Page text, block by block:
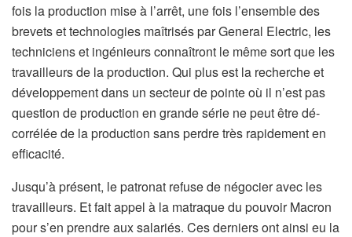
fois la production mise à l’arrêt, une fois l’ensemble des
brevets et technologies maîtrisés par General Electric, les
techniciens et ingénieurs connaîtront le même sort que les
travailleurs de la production. Qui plus est la recherche et
développement dans un secteur de pointe où il n’est pas
question de production en grande série ne peut être dé-
corrélée de la production sans perdre très rapidement en
efficacité.
Jusqu’à présent, le patronat refuse de négocier avec les
travailleurs. Et fait appel à la matraque du pouvoir Macron
pour s’en prendre aux salariés. Ces derniers ont ainsi eu la